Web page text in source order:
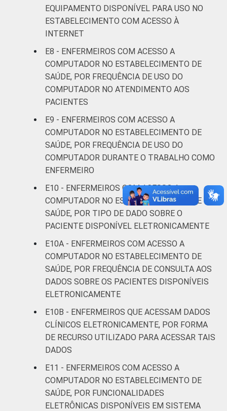
De 31 a 40
De 41
anos ou
93
LOCALIZAÇÃO
Interior 87
Fonte: CGI.br/NIC.br, Centro Regional de
Estudos para o Desenvolvimento da
Sociedade da Informação (Cetic.br),
Pesquisa sobre o uso das tecnologias de
informação e comunicação nos
estabelecimentos de saúde brasileiros - TIC
EQUIPAMENTO DISPONÍVEL PARA USO NO
ESTABELECIMENTO COM ACESSO À
INTERNET
E8 - ENFERMEIROS COM ACESSO A
COMPUTADOR NO ESTABELECIMENTO DE
SAÚDE, POR FREQUÊNCIA DE USO DO
COMPUTADOR NO ATENDIMENTO AOS
PACIENTES
E9 - ENFERMEIROS COM ACESSO A
COMPUTADOR NO ESTABELECIMENTO DE
SAÚDE, POR FREQUÊNCIA DE USO DO
COMPUTADOR DURANTE O TRABALHO COMO
ENFERMEIRO
E10 - ENFERMEIROS COM ACESSO A
COMPUTADOR NO ESTABELECIMENTO DE
SAÚDE, POR TIPO DE DADO SOBRE O
PACIENTE DISPONÍVEL ELETRONICAMENTE
E10A - ENFERMEIROS COM ACESSO A
COMPUTADOR NO ESTABELECIMENTO DE
SAÚDE, POR FREQUÊNCIA DE CONSULTA AOS
DADOS SOBRE OS PACIENTES DISPONÍVEIS
ELETRONICAMENTE
E10B - ENFERMEIROS QUE ACESSAM DADOS
CLÍNICOS ELETRONICAMENTE, POR FORMA
DE RECURSO UTILIZADO PARA ACESSAR TAIS
DADOS
E11 - ENFERMEIROS COM ACESSO A
COMPUTADOR NO ESTABELECIMENTO DE
SAÚDE, POR FUNCIONALIDADES
ELETRÔNICAS DISPONÍVEIS EM SISTEMA